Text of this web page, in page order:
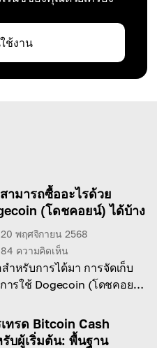
ช้งาน
ามารถซื้ออะไรด้วย
(โดชคอยน์) ได้บ้าง
20 พฤศจิกายน 2568
84 ความคิดเห็น
ำหรับการได้มา การจัดเก็บ
ารใช้ Dogecoin (โดชคอยน์)
ทรด Bitcoin Cash
รับผู้เริ่มต้น: พื้นฐาน